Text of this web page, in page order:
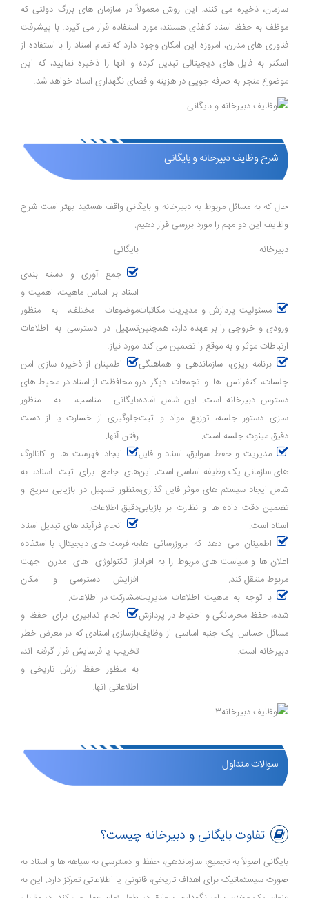
سازمان، ذخیره می‌ کنند. این روش معمولاً در سازمان ‌های بزرگ دولتی که
موظف به حفظ اسناد کاغذی هستند، مورد استفاده قرار می‌ گیرد. با پیشرفت
فناوری ‌های مدرن، امروزه این امکان وجود دارد که تمام اسناد را با استفاده از
اسکنر به فایل ‌های دیجیتالی تبدیل کرده و آنها را ذخیره نمایید، که این
موضوع منجر به صرفه ‌جویی در هزینه و فضای نگهداری اسناد خواهد شد.
شرح وظایف دبیرخانه و بایگانی
حال که به مسائل مربوط به دبیرخانه و بایگانی واقف هستید بهتر است شرح
وظایف این دو مهم را مورد بررسی قرار دهیم.
دبیرخانه
بایگانی
مسئولیت پردازش و مدیریت مکاتبات
ورودی و خروجی را بر عهده دارد، همچنین
ارتباطات موثر و به موقع را تضمین می‌ کند.
برنامه ‌ریزی، سازماندهی و هماهنگی
جلسات، کنفرانس‌ ها و تجمعات دیگر در
دسترس دبیرخانه است. این شامل آماده
‌سازی دستور جلسه، توزیع مواد و ثبت
دقیق مینوت جلسه است.
مدیریت و حفظ سوابق، اسناد و فایل
‌های سازمانی یک وظیفه اساسی است. این
شامل ایجاد سیستم ‌های موثر فایل‌ گذاری،
تضمین دقت داده ‌ها و نظارت بر بازیابی
اسناد است.
اطمینان می ‌دهد که بروزرسانی‌ ها،
اعلان ‌ها و سیاست ‌های مربوط را به افراد
مربوط منتقل کند.
با توجه به ماهیت اطلاعات مدیریت
شده، حفظ محرمانگی و احتیاط در پردازش
مسائل حساس یک جنبه اساسی از وظایف
دبیرخانه است.
جمع ‌آوری و دسته ‌بندی
اسناد بر اساس ماهیت، اهمیت و
موضوعات مختلف، به منظور
تسهیل در دسترسی به اطلاعات
مورد نیاز.
اطمینان از ذخیره‌ سازی امن
و محافظت از اسناد در محیط‌ های
بایگانی مناسب، به منظور
جلوگیری از خسارت یا از دست
رفتن آنها.
ایجاد فهرست ‌ها و کاتالوگ
‌های جامع برای ثبت اسناد، به
منظور تسهیل در بازیابی سریع و
دقیق اطلاعات.
انجام فرآیند های تبدیل اسناد
به فرمت‌ های دیجیتال، با استفاده
از تکنولوژی ‌های مدرن جهت
افزایش دسترسی و امکان
مشارکت در اطلاعات.
انجام تدابیری برای حفظ و
بازسازی اسنادی که در معرض خطر
تخریب یا فرسایش قرار گرفته ‌اند،
به منظور حفظ ارزش تاریخی و
اطلاعاتی آنها.
سوالات متداول
تفاوت بایگانی و دبیرخانه چیست؟
بایگانی اصولاً به تجمیع، سازماندهی، حفظ و دسترسی به سیاهه ‌ها و اسناد به
صورت سیستماتیک برای اهداف تاریخی، قانونی یا اطلاعاتی تمرکز دارد. این به